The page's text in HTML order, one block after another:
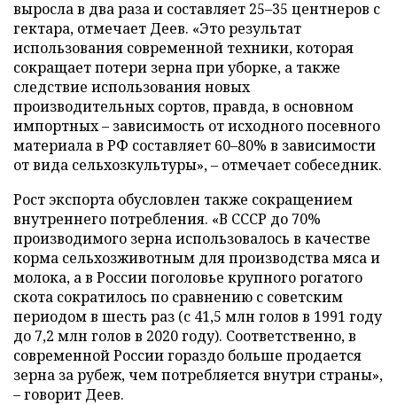
выросла в два раза и составляет 25–35 центнеров с
гектара, отмечает Деев. «Это результат
использования современной техники, которая
сокращает потери зерна при уборке, а также
следствие использования новых
производительных сортов, правда, в основном
импортных – зависимость от исходного посевного
материала в РФ составляет 60–80% в зависимости
от вида сельхозкультуры», – отмечает собеседник.
Рост экспорта обусловлен также сокращением
внутреннего потребления. «В СССР до 70%
производимого зерна использовалось в качестве
корма сельхозживотным для производства мяса и
молока, а в России поголовье крупного рогатого
скота сократилось по сравнению с советским
периодом в шесть раз (с 41,5 млн голов в 1991 году
до 7,2 млн голов в 2020 году). Соответственно, в
современной России гораздо больше продается
зерна за рубеж, чем потребляется внутри страны»,
– говорит Деев.